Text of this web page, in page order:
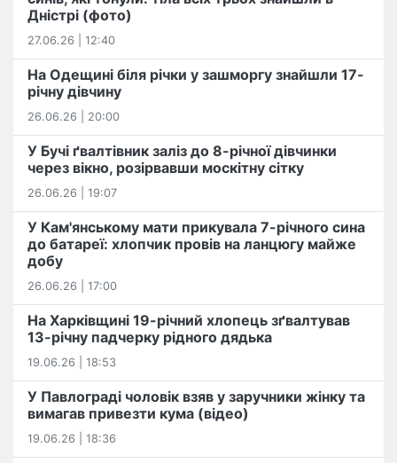
Дністрі (фото)
27.06.26 | 12:40
На Одещині біля річки у зашморгу знайшли 17-
річну дівчину
26.06.26 | 20:00
У Бучі ґвалтівник заліз до 8-річної дівчинки
через вікно, розірвавши москітну сітку
26.06.26 | 19:07
У Кам'янському мати прикувала 7-річного сина
до батареї: хлопчик провів на ланцюгу майже
добу
26.06.26 | 17:00
На Харківщині 19-річний хлопець​ ️зґвалтував
13-річну падчерку рідного дядька
19.06.26 | 18:53
У Павлограді чоловік взяв у заручники жінку та
вимагав привезти кума (відео)
19.06.26 | 18:36